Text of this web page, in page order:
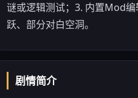
谜或逻辑测试；3. 内置Mod
跃、部分对白空洞。
剧情简介